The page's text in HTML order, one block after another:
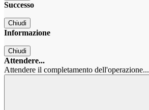
Successo
Chiudi
Informazione
Chiudi
Attendere...
Attendere il completamento dell'operazione...